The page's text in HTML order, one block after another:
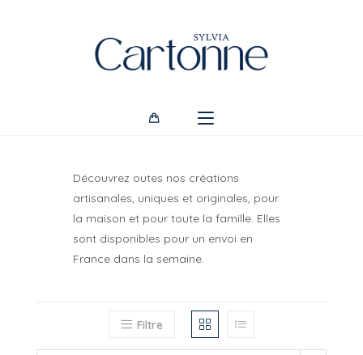
Découvrez outes nos créations
artisanales, uniques et originales, pour
la maison et pour toute la famille. Elles
sont disponibles pour un envoi en
France dans la semaine.
Filtre